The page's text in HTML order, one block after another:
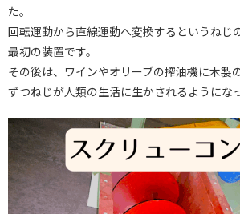
た。
回転運動から直線運動へ変換するというねじ
最初の装置です。
その後は、ワインやオリーブの搾油機に木製
ずつねじが人類の生活に生かされるようにな